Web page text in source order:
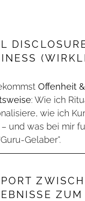
Offenheit
: Wie ich
wie ich
und was bei mir
Gelaber”.